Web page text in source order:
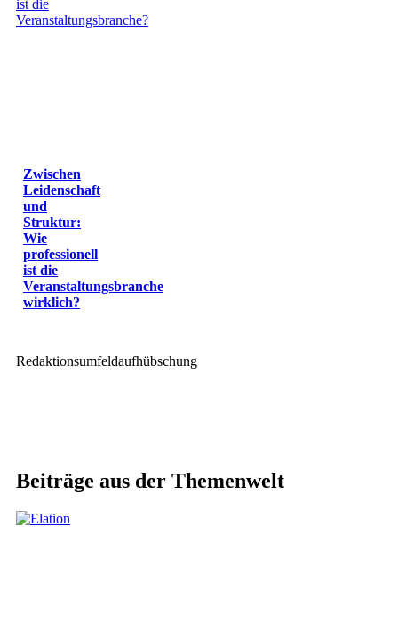
Zwischen
Leidenschaft
und
Struktur:
Wie
professionell
ist die
Veranstaltungsbranche
wirklich?
Redaktionsumfeldaufhübschung
Beiträge aus der Themenwelt